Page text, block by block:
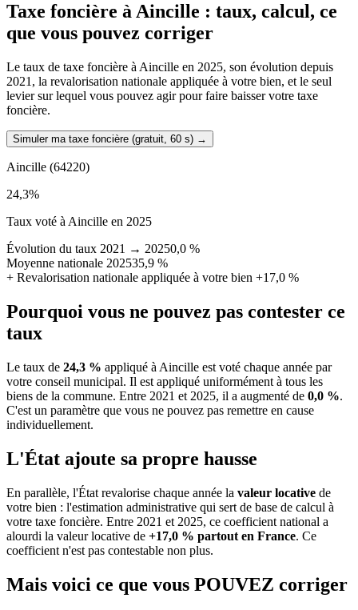
Taxe foncière àAincille : taux, calcul, ce
que vous pouvez corriger
Le taux de taxe foncière à Aincille en 2025, son évolution depuis
2021, la revalorisation nationale appliquée à votre bien, et le seul
levier sur lequel vous pouvez agir pour faire baisser votre taxe
foncière.
Simuler ma taxe foncière (gratuit, 60 s) →
Aincille (64220)
24,3%
Taux voté à Aincille en 2025
Évolution du taux 2021 → 20250,0 %
Moyenne nationale 202535,9 %
+ Revalorisation nationale appliquée à votre bien +17,0 %
Pourquoi vous ne pouvez pas contester ce
taux
Le taux de 24,3 % appliqué à Aincille est voté chaque année par
votre conseil municipal. Il est appliqué uniformément à tous les
biens de la commune. Entre 2021 et 2025, il a augmenté de 0,0 %.
C'est un paramètre que vous ne pouvez pas remettre en cause
individuellement.
L'État ajoute sa propre hausse
En parallèle, l'État revalorise chaque année la valeur locative de
votre bien : l'estimation administrative qui sert de base de calcul à
votre taxe foncière. Entre 2021 et 2025, ce coefficient national a
alourdi la valeur locative de +17,0 % partout en France. Ce
coefficient n'est pas contestable non plus.
Mais voici ce que vous POUVEZ corriger